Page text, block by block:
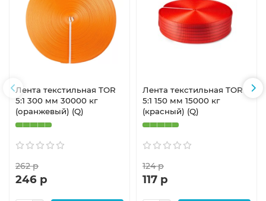
Лента текстильная TOR
5:1 300 мм 30000 кг
(оранжевый) (Q)
262 р
246 р
Лента текстильная TOR
5:1 150 мм 15000 кг
(красный) (Q)
124 р
117 р